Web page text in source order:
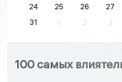
24
25 26 27
31
1 2 3
100 самых